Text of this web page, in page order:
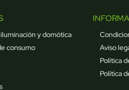
y domótica
consumo
Aviso
Política
Política